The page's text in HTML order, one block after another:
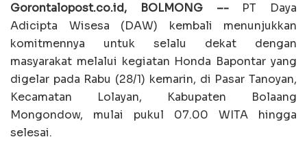
Gorontalopost.co.id, BOLMONG –-PT Daya
Adicipta Wisesa (DAW) kembali menunjukkan
komitmennya untuk selalu dekat dengan
masyarakat melalui kegiatan Honda Bapontar yang
digelar pada Rabu (28/1) kemarin, di Pasar Tanoyan,
Kecamatan Lolayan, Kabupaten Bolaang
Mongondow, mulai pukul 07.00 WITA hingga
selesai.